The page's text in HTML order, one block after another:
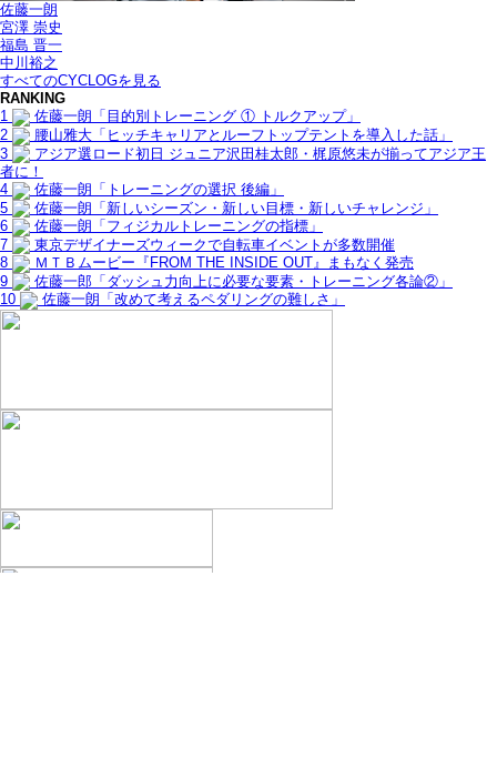
佐藤一朗
宮澤 崇史
福島 晋一
中川裕之
すべてのCYCLOGを見る
RANKING
1
佐藤一朗「目的別トレーニング ① トルクアップ」
2
腰山雅大「ヒッチキャリアとルーフトップテントを導入した話」
3
アジア選ロード初日 ジュニア沢田桂太郎・梶原悠未が揃ってアジア王
者に！
4
佐藤一朗「トレーニングの選択 後編」
5
佐藤一朗「新しいシーズン・新しい目標・新しいチャレンジ」
6
佐藤一朗「フィジカルトレーニングの指標」
7
東京デザイナーズウィークで自転車イベントが多数開催
8
ＭＴＢムービー『FROM THE INSIDE OUT』まもなく発売
9
佐藤一郎「ダッシュ力向上に必要な要素・トレーニング各論②」
10
佐藤一朗「改めて考えるペダリングの難しさ」